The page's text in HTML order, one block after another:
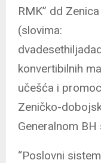
RMK” dd
(slovima:
konvertibilnih
učešća i
Zeničko-
Generalnom
“Poslovni